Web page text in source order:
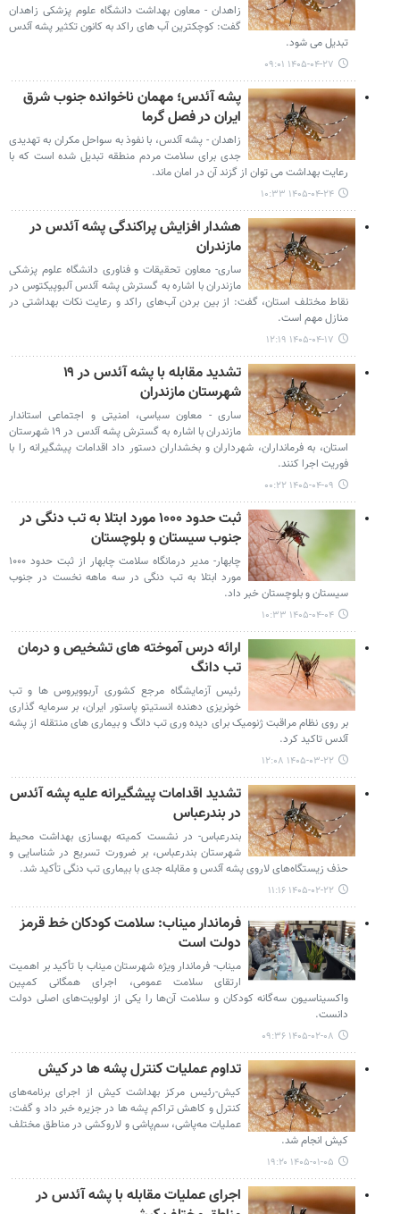
زاهدان - معاون بهداشت دانشگاه علوم پزشکی زاهدان
گفت: کوچکترین آب های راکد به کانون تکثیر پشه آئدس
تبدیل می شود.
۱۴۰۵-۰۴-۲۷ ۰۹:۰۱
پشه آئدس؛ مهمان ناخوانده جنوب شرق
ایران در فصل گرما
زاهدان - پشه آئدس، با نفوذ به سواحل مکران به تهدیدی
جدی برای سلامت مردم منطقه تبدیل شده است که با
رعایت بهداشت می توان از گزند آن در امان ماند.
۱۴۰۵-۰۴-۲۴ ۱۰:۳۳
هشدار افزایش پراکندگی پشه آئدس در
مازندران
ساری- معاون تحقیقات و فناوری دانشگاه علوم پزشکی
مازندران با اشاره به گسترش پشه آئدس آلبوپیکتوس در
نقاط مختلف استان، گفت: از بین بردن آب‌های راکد و رعایت نکات بهداشتی در
منازل مهم‌ است.
۱۴۰۵-۰۴-۱۷ ۱۲:۱۹
تشدید مقابله با پشه آئدس در ۱۹
شهرستان مازندران
ساری - معاون سیاسی، امنیتی و اجتماعی استاندار
مازندران با اشاره به گسترش پشه آئدس در ۱۹ شهرستان
استان، به فرمانداران، شهرداران و بخشداران دستور داد اقدامات پیشگیرانه را با
فوریت اجرا کنند.
۱۴۰۵-۰۴-۰۹ ۰۰:۲۲
ثبت حدود ۱۰۰۰ مورد ابتلا به تب دنگی در
جنوب سیستان و بلوچستان
چابهار- مدیر درمانگاه سلامت چابهار از ثبت حدود ۱۰۰۰
مورد ابتلا به تب دنگی در سه ماهه نخست در جنوب
سیستان و بلوچستان خبر داد.
۱۴۰۵-۰۴-۰۴ ۱۰:۳۳
ارائه درس آموخته های تشخیص و درمان
تب دانگ
رئیس آزمایشگاه مرجع کشوری آربوویروس ها و تب
خونریزی دهنده انستیتو پاستور ایران، بر سرمایه گذاری
بر روی نظام مراقبت ژنومیک برای دیده وری تب دانگ و بیماری های منتقله از پشه
آئدس تاکید کرد.
۱۴۰۵-۰۳-۲۲ ۱۲:۰۸
تشدید اقدامات پیشگیرانه علیه پشه آئدس
در بندرعباس
بندرعباس- در نشست کمیته بهسازی بهداشت محیط
شهرستان بندرعباس، بر ضرورت تسریع در شناسایی و
حذف زیستگاه‌های لاروی پشه آئدس و مقابله جدی با بیماری تب دنگی تأکید شد.
۱۴۰۵-۰۲-۲۲ ۱۱:۱۶
فرماندار میناب: سلامت کودکان خط قرمز
دولت است
میناب- فرماندار ویژه شهرستان میناب با تأکید بر اهمیت
ارتقای سلامت عمومی، اجرای همگانی کمپین
واکسیناسیون سه‌گانه کودکان و سلامت آن‌ها را یکی از اولویت‌های اصلی دولت
دانست.
۱۴۰۵-۰۲-۰۸ ۰۹:۳۶
تداوم عملیات کنترل پشه ها در کیش
کیش-رئیس مرکز بهداشت کیش از اجرای برنامه‌های
کنترل و کاهش تراکم پشه‌ ها در جزیره خبر داد و گفت:
عملیات مه‌پاشی، سم‌پاشی و لاروکشی در مناطق مختلف
کیش انجام شد.
۱۴۰۵-۰۱-۰۵ ۱۹:۲۰
اجرای عملیات مقابله با پشه آئدس در